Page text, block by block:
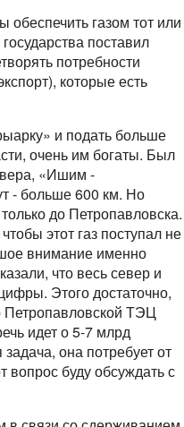
газом тот или
поставил
потребности
которые есть
и подать больше
очень им богаты. Был
«Ишим -
- больше 600 км. Но
до Петропавловска.
этот газ поступал не
внимание именно
что весь север и
Этого достаточно,
Петропавловской ТЭЦ
идет о 5-7 млрд
она потребует от
вопрос буду обсуждать с